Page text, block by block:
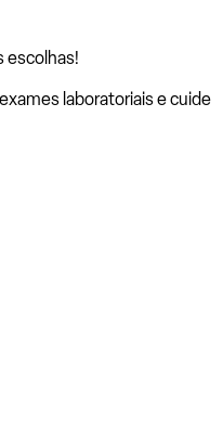
escolhas!
laboratoriais e cuide